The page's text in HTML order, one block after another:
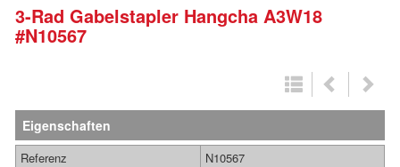
3-Rad Gabelstapler Hangcha A3W18
#N10567
Eigenschaften
Referenz
N10567